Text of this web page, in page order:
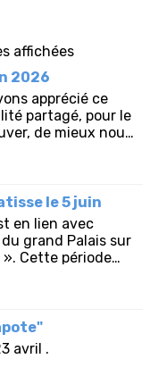
affichées
2026
apprécié ce
partagé, pour le
de mieux nous
de partager, de
le 5 juin
en lien avec
grand Palais sur
». Cette période
années de
avril .